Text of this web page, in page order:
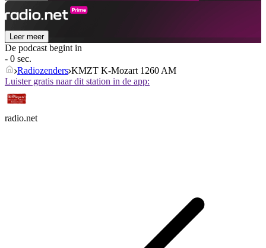
Leer meer
De podcast begint in
- 0 sec.
Radiozenders KMZT K-Mozart 1260 AM
Luister gratis naar dit station in de app:
radio.net